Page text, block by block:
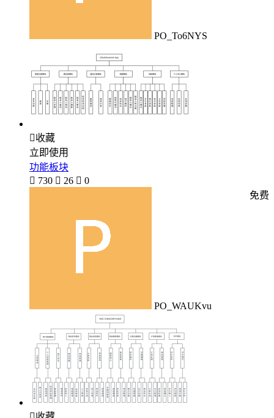
PO_To6NYS
收藏
立即使用
功能板块
 730  26  0
PO_WAUKvu
免费